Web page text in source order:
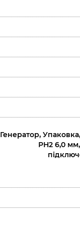
Генератор,
РН2 6,0